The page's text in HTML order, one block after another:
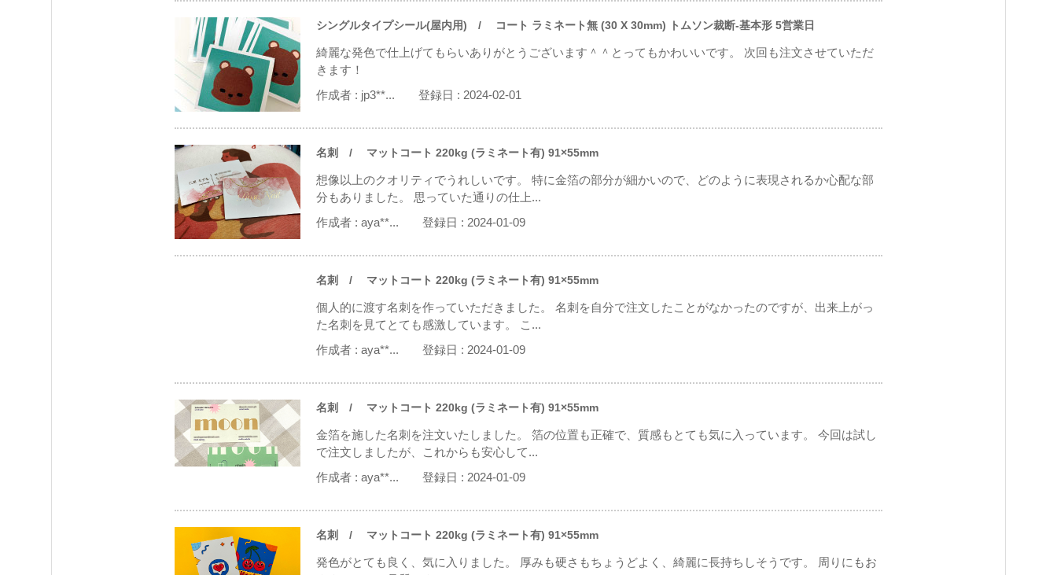
シングルタイプシール(屋内用) / コート ラミネート無 (30 X 30mm) トムソン裁断-基本形 5営業日
綺麗な発色で仕上げてもらいありがとうございます＾＾とってもかわいいです。 次回も注文させていただ
きます！
作成者 : jp3**... 登録日 : 2024-02-01
名刺 / マットコート 220kg (ラミネート有) 91×55mm
想像以上のクオリティでうれしいです。 特に金箔の部分が細かいので、どのように表現されるか心配な部
分もありました。 思っていた通りの仕上...
作成者 : aya**... 登録日 : 2024-01-09
名刺 / マットコート 220kg (ラミネート有) 91×55mm
個人的に渡す名刺を作っていただきました。 名刺を自分で注文したことがなかったのですが、出来上がっ
た名刺を見てとても感激しています。 こ...
作成者 : aya**... 登録日 : 2024-01-09
名刺 / マットコート 220kg (ラミネート有) 91×55mm
金箔を施した名刺を注文いたしました。 箔の位置も正確で、質感もとても気に入っています。 今回は試し
で注文しましたが、これからも安心して...
作成者 : aya**... 登録日 : 2024-01-09
名刺 / マットコート 220kg (ラミネート有) 91×55mm
発色がとても良く、気に入りました。 厚みも硬さもちょうどよく、綺麗に長持ちしそうです。 周りにもお